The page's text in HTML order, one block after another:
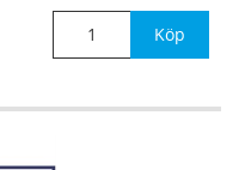
Köp